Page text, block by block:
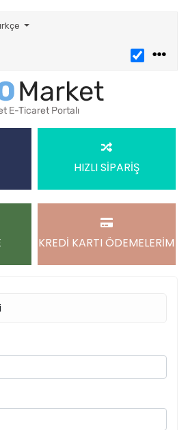
HIZLI SİPARİŞ
KREDİ KARTI ÖDEMELERİM